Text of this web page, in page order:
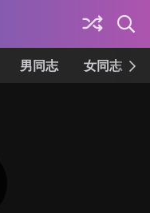
男同志 女同志